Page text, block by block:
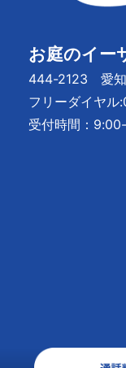
お庭のイー
444-2123 愛知
フリーダイヤル:
受付時間：